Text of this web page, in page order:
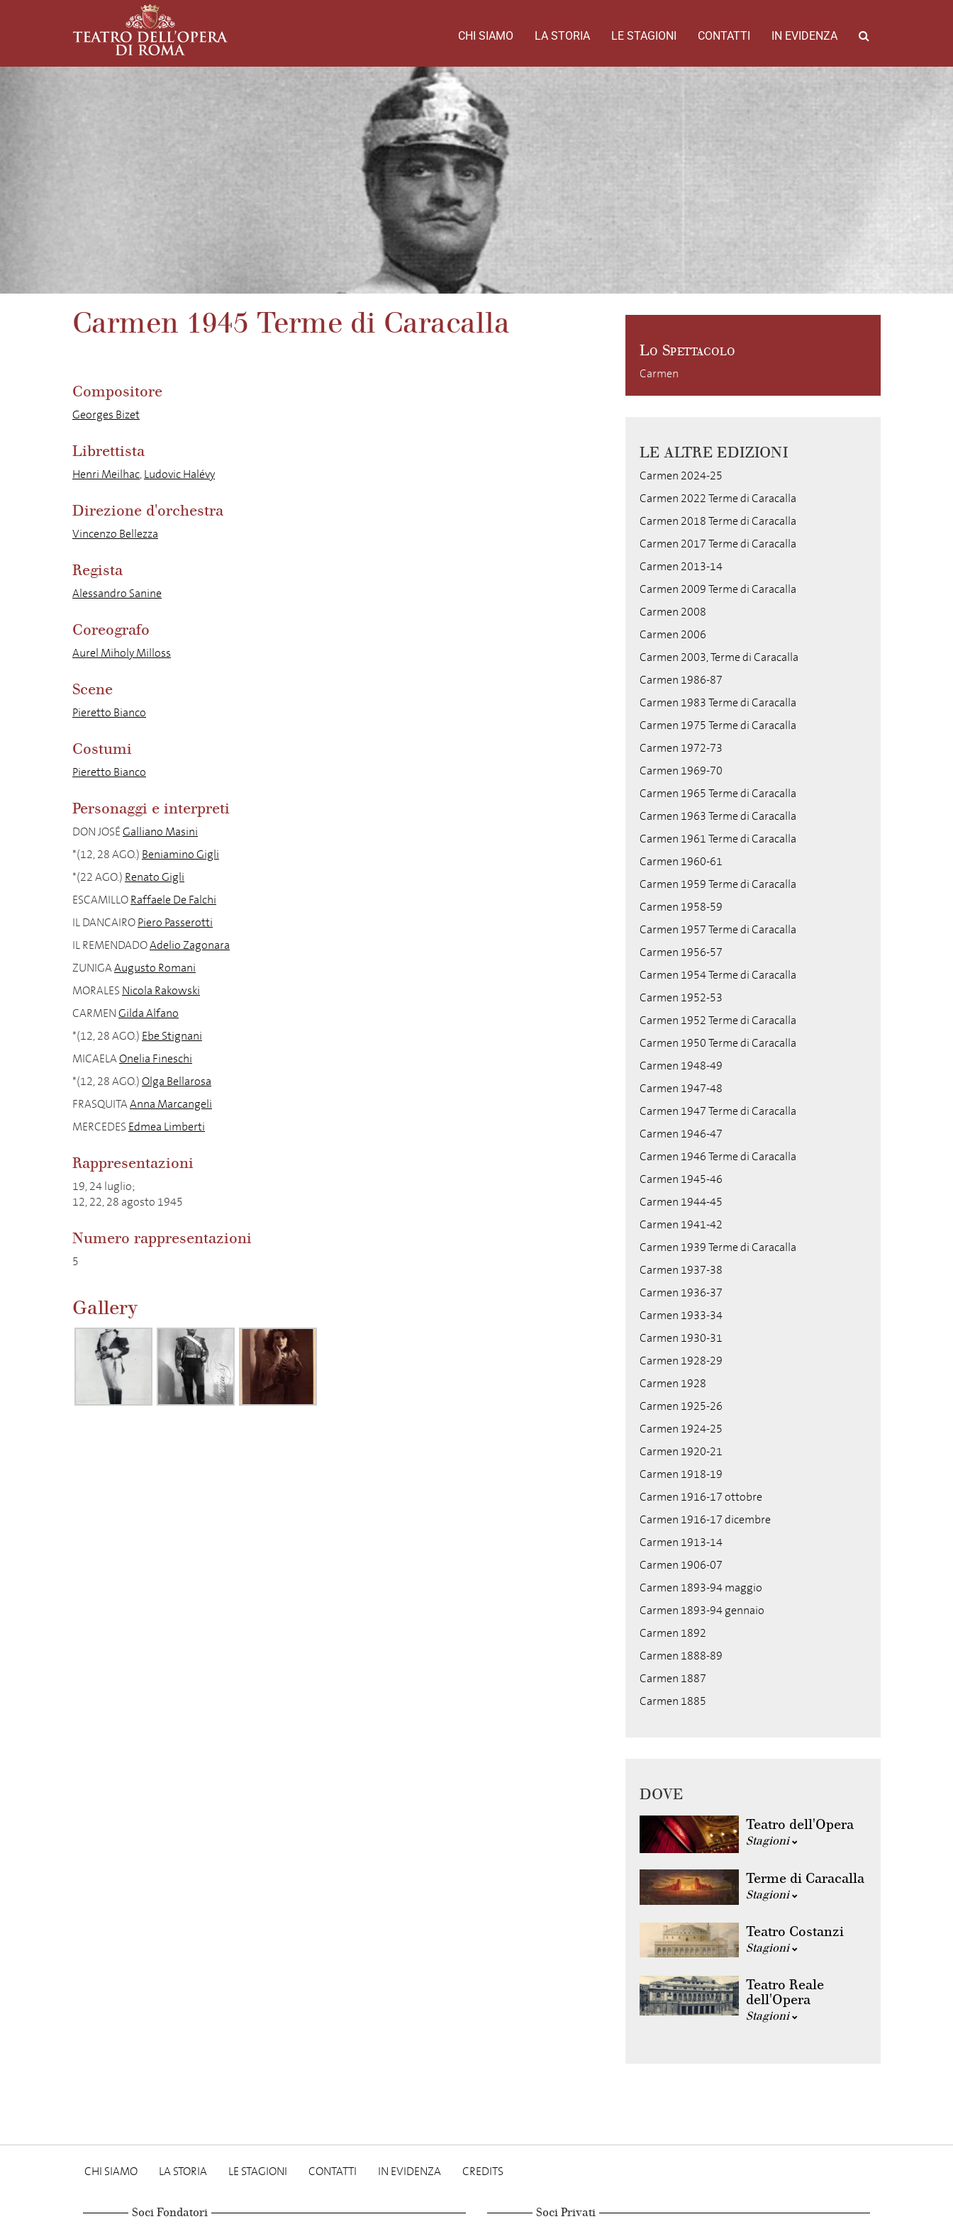
CHI SIAMO LA STORIA LE STAGIONI CONTATTI IN EVIDENZA
Carmen 1945 Terme di Caracalla
Compositore
Georges Bizet
Librettista
Henri Meilhac,Ludovic Halévy
Direzione d'orchestra
Vincenzo Bellezza
Regista
Alessandro Sanine
Coreografo
Aurel Miholy Milloss
Scene
Pieretto Bianco
Costumi
Pieretto Bianco
Personaggi e interpreti
DON JOSÉGalliano Masini
*(12, 28 AGO.) Beniamino Gigli
*(22 AGO.) Renato Gigli
ESCAMILLORaffaele De Falchi
IL DANCAIROPiero Passerotti
IL REMENDADOAdelio Zagonara
ZUNIGAAugusto Romani
MORALES Nicola Rakowski
CARMENGilda Alfano
*(12, 28 AGO.) Ebe Stignani
MICAELAOnelia Fineschi
*(12, 28 AGO.)Olga Bellarosa
FRASQUITAAnna Marcangeli
MERCEDES Edmea Limberti
Rappresentazioni
19, 24 luglio;
12, 22, 28 agosto 1945
Numero rappresentazioni
5
Gallery
Lo Spettacolo
Carmen
LE ALTRE EDIZIONI
Carmen 2024-25
Carmen 2022 Terme di Caracalla
Carmen 2018 Terme di Caracalla
Carmen 2017 Terme di Caracalla
Carmen 2013-14
Carmen 2009 Terme di Caracalla
Carmen 2008
Carmen 2006
Carmen 2003, Terme di Caracalla
Carmen 1986-87
Carmen 1983 Terme di Caracalla
Carmen 1975 Terme di Caracalla
Carmen 1972-73
Carmen 1969-70
Carmen 1965 Terme di Caracalla
Carmen 1963 Terme di Caracalla
Carmen 1961 Terme di Caracalla
Carmen 1960-61
Carmen 1959 Terme di Caracalla
Carmen 1958-59
Carmen 1957 Terme di Caracalla
Carmen 1956-57
Carmen 1954 Terme di Caracalla
Carmen 1952-53
Carmen 1952 Terme di Caracalla
Carmen 1950 Terme di Caracalla
Carmen 1948-49
Carmen 1947-48
Carmen 1947 Terme di Caracalla
Carmen 1946-47
Carmen 1946 Terme di Caracalla
Carmen 1945-46
Carmen 1944-45
Carmen 1941-42
Carmen 1939 Terme di Caracalla
Carmen 1937-38
Carmen 1936-37
Carmen 1933-34
Carmen 1930-31
Carmen 1928-29
Carmen 1928
Carmen 1925-26
Carmen 1924-25
Carmen 1920-21
Carmen 1918-19
Carmen 1916-17 ottobre
Carmen 1916-17 dicembre
Carmen 1913-14
Carmen 1906-07
Carmen 1893-94 maggio
Carmen 1893-94 gennaio
Carmen 1892
Carmen 1888-89
Carmen 1887
Carmen 1885
DOVE
Teatro dell'Opera
Stagioni
Terme di Caracalla
Stagioni
Teatro Costanzi
Stagioni
Teatro Reale
dell'Opera
Stagioni
CHI SIAMO LA STORIA LE STAGIONI CONTATTI IN EVIDENZA CREDITS
Soci Fondatori Soci Privati